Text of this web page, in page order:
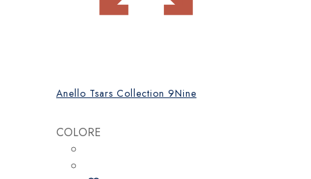
Anello Tsars Collection 9Nine
COLORE